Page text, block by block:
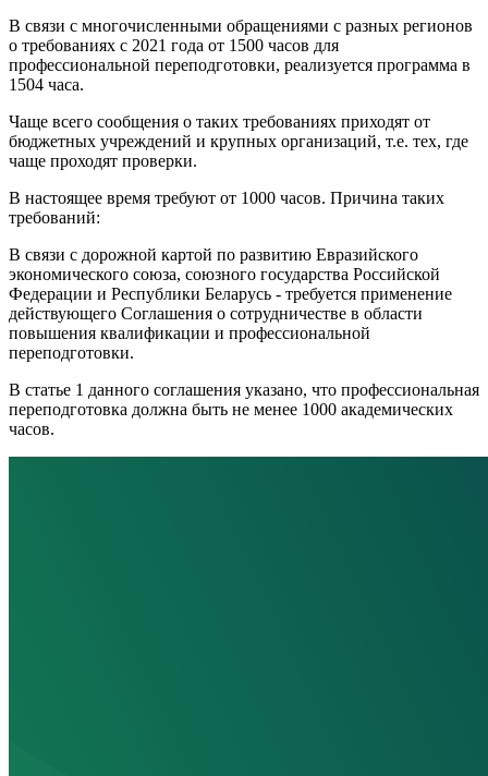
В связи с многочисленными обращениями с разных регионов
о требованиях с 2021 года от 1500 часов для
профессиональной переподготовки, реализуется программа в
1504 часа.
Чаще всего сообщения о таких требованиях приходят от
бюджетных учреждений и крупных организаций, т.е. тех, где
чаще проходят проверки.
В настоящее время требуют от 1000 часов. Причина таких
требований:
В связи с дорожной картой по развитию Евразийского
экономического союза, союзного государства Российской
Федерации и Республики Беларусь - требуется применение
действующего Соглашения о сотрудничестве в области
повышения квалификации и профессиональной
переподготовки.
В статье 1 данного соглашения указано, что профессиональная
переподготовка должна быть не менее 1000 академических
часов.